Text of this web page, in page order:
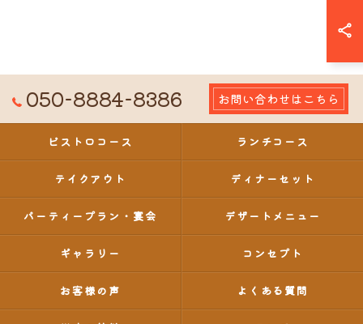
050-8884-8386 お問い合わせはこちら
ビストロコース ランチコース
テイクアウト ディナーセット
パーティープラン・宴会 デザートメニュー
ギャラリー コンセプト
お客様の声 よくある質問